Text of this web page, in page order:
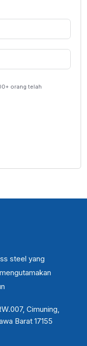
orang telah
steel yang
Cimuning,
Barat 17155